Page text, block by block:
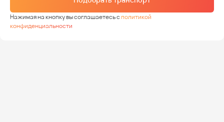
Нажимая на кнопку вы соглашаетесь сполитикой
конфиденциальности